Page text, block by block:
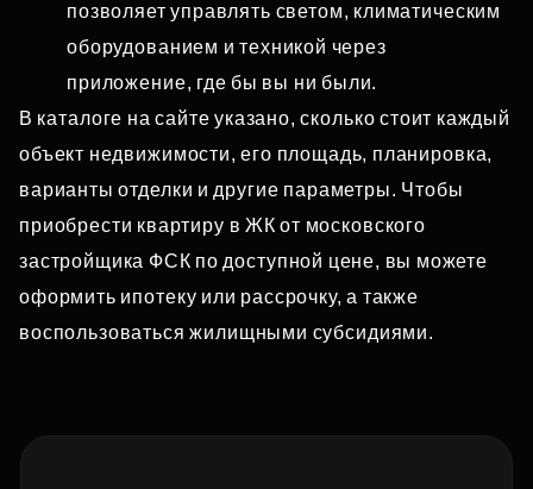
позволяет управлять светом, климатическим
оборудованием и техникой через
приложение, где бы вы ни были.
В каталоге на сайте указано, сколько стоит каждый
объект недвижимости, его площадь, планировка,
варианты отделки и другие параметры. Чтобы
приобрести квартиру в ЖК от московского
застройщика ФСК по доступной цене, вы можете
оформить ипотеку или рассрочку, а также
воспользоваться жилищными субсидиями.